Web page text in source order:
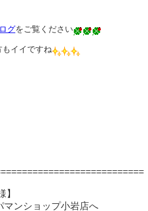
グをご覧ください
イイですね
】
ンショップ小岩店へ